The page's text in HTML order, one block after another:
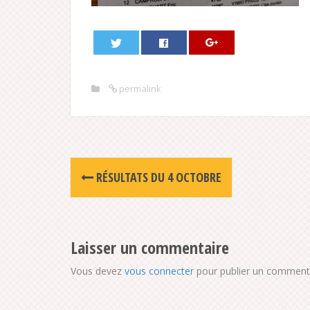
permalink
Post
navigation
RÉSULTATS DU 4 OCTOBRE
Laisser un commentaire
Vous devez vous connecter pour publier un